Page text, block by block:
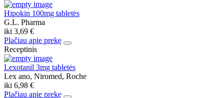
Hipokin 100mg tabletės
G.L. Pharma
iki 3,69 €
Plačiau apie prekę
Receptinis
Lexotanil 3mg tabletės
Lex ano, Niromed, Roche
iki 6,98 €
Plačiau apie prekę